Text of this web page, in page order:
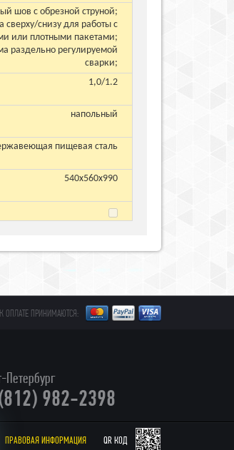
шов с обрезной струной;
сверху/снизу для работы с
или плотными пакетами;
раздельно регулируемой
сварки;
1,0/1.2
напольный
пищевая сталь
540х560х990
К ОПЛАТЕ ПРИНИМАЮТСЯ:
Петербург
982-2398
ПРАВОВАЯ ИНФОРМАЦИЯ QR КОД